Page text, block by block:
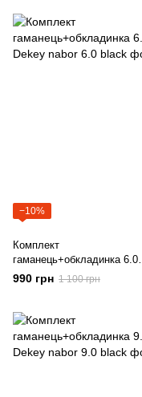
−10%
Комплект
гаманець+обкладинка 6.0
Dekey
990 грн 1 100 грн